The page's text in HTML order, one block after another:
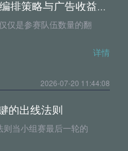
2026扩军后1/16决赛：转播商赛程编排策略与广告收益模型重构
仅是参赛队伍数量的翻
详情
2026-07-20 11:44:08
的出线法则
当小组赛最后一轮的